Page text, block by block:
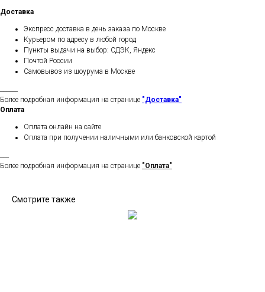
Доставка
Экспресс доставка в день заказа по Москве
Курьером по адресу в любой город
Пункты выдачи на выбор: СДЭК, Яндекс
Почтой России
Самовывоз из шоурума в Москве
Более подробная информация на странице "Доставка"
Оплата
Оплата онлайн на сайте
Оплата при получении наличными или банковской картой
Более подробная информация на странице "Оплата"
Смотрите также